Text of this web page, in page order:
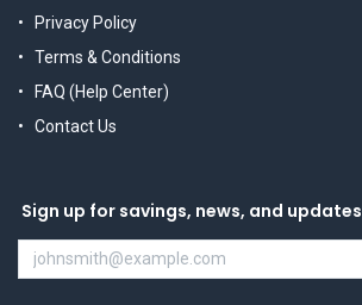
Privacy Policy
Terms & Conditions
FAQ (Help Center)
Contact Us
Sign up for savings, news, and updates